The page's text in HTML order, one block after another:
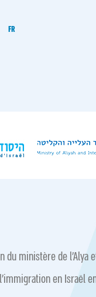
FR
ministère de l’Alya
en Israël